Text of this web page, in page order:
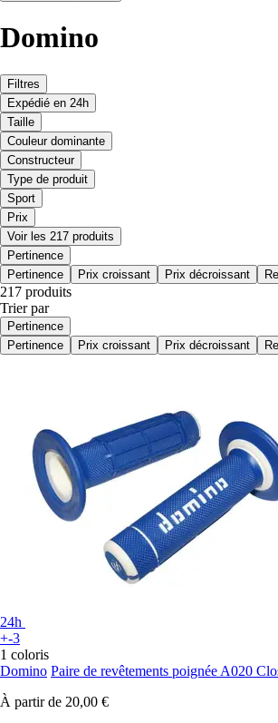
Domino
Filtres
Expédié en 24h
Taille
Couleur dominante
Constructeur
Type de produit
Sport
Prix
Voir les 217 produits
Pertinence
Pertinence
Prix croissant Prix décroissant
217 produits
Trier par
Pertinence
Pertinence
Prix croissant Prix décroissant
24h
+-3
1 coloris
Domino Paire de revêtements poignée A020
À partir de 20,00 €